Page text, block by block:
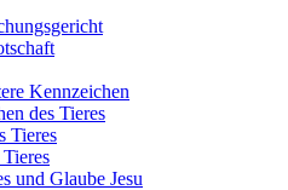
Kennzeichen
des Tieres
Tieres
und Glaube Jesu